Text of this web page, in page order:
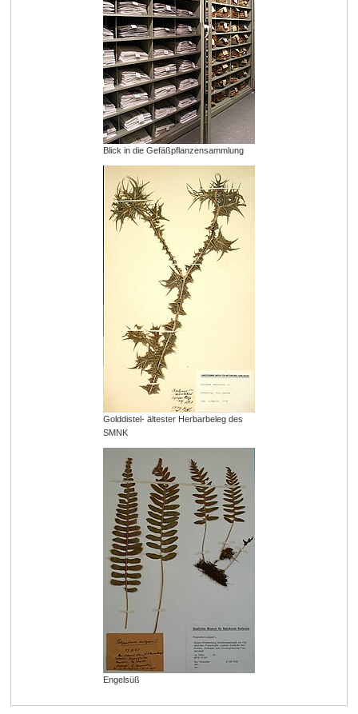
Blick in die Gefäßpflanzensammlung
Golddistel- ältester Herbarbeleg des
SMNK
Engelsüß